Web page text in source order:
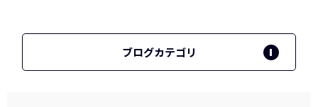
ブログカテゴリ